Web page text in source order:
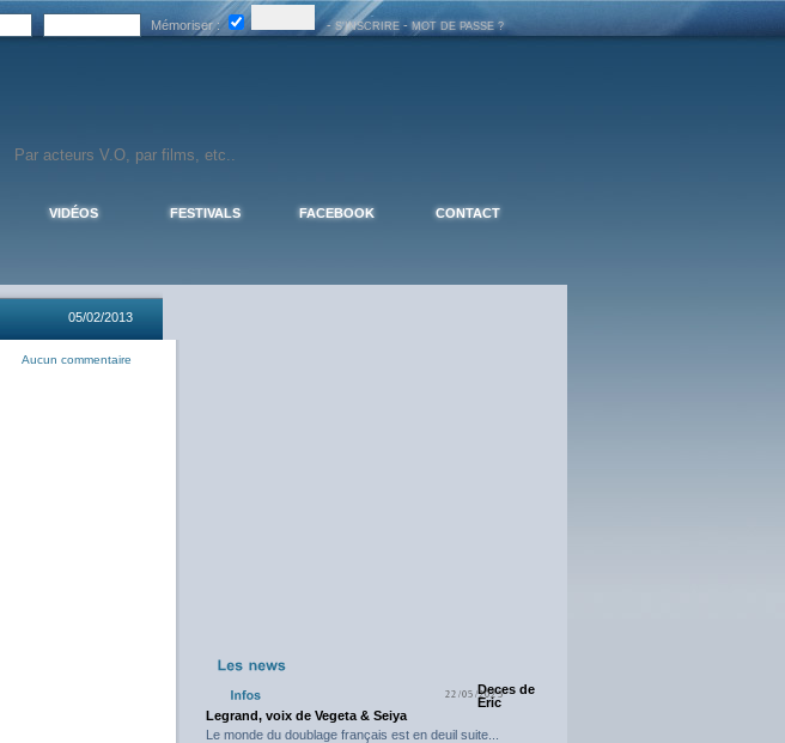
Mémoriser : -S'INSCRIRE -MOT DE PASSE ?
VIDÉOS FESTIVALS FACEBOOK CONTACT
05/02/2013
Aucun commentaire
22/05/2025Deces de
Eric
Legrand, voix de Vegeta & Seiya
Le monde du doublage français est en deuil suite...